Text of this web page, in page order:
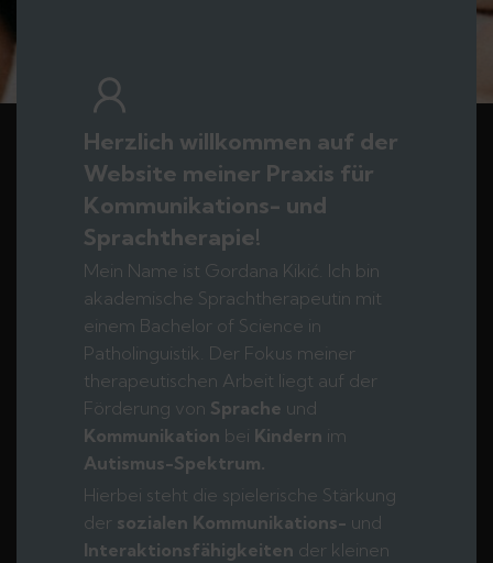
Herzlich willkommen auf der
Website meiner Praxis für
Kommunikations- und
Sprachtherapie!
Mein Name ist Gordana Kikić. Ich bin
akademische Sprachtherapeutin mit
einem Bachelor of Science in
Patholinguistik. Der Fokus meiner
therapeutischen Arbeit liegt auf der
Förderung von Sprache und
Kommunikation bei Kindern im
Autismus-Spektrum.
Hierbei steht die spielerische Stärkung
der sozialen Kommunikations- und
Interaktionsfähigkeiten der kleinen